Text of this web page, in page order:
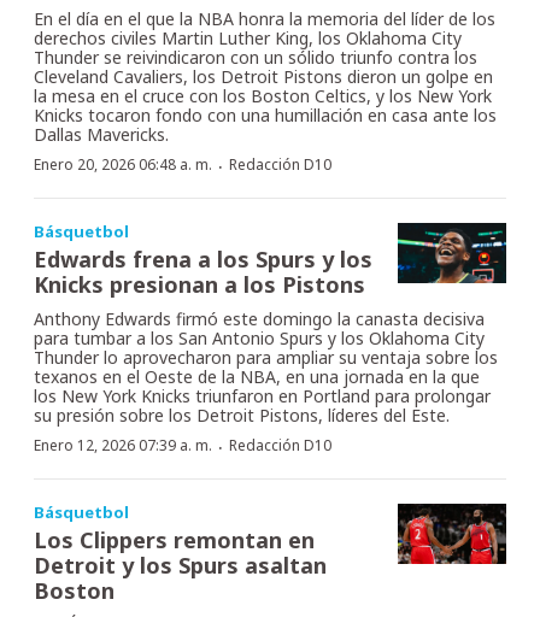
En el día en el que la NBA honra la memoria del líder de los
derechos civiles Martin Luther King, los Oklahoma City
Thunder se reivindicaron con un sólido triunfo contra los
Cleveland Cavaliers, los Detroit Pistons dieron un golpe en
la mesa en el cruce con los Boston Celtics, y los New York
Knicks tocaron fondo con una humillación en casa ante los
Dallas Mavericks.
Enero 20, 2026 06:48 a. m. · Redacción D10
Básquetbol
Edwards frena a los Spurs y los
Knicks presionan a los Pistons
Anthony Edwards firmó este domingo la canasta decisiva
para tumbar a los San Antonio Spurs y los Oklahoma City
Thunder lo aprovecharon para ampliar su ventaja sobre los
texanos en el Oeste de la NBA, en una jornada en la que
los New York Knicks triunfaron en Portland para prolongar
su presión sobre los Detroit Pistons, líderes del Este.
Enero 12, 2026 07:39 a. m. · Redacción D10
Básquetbol
Los Clippers remontan en
Detroit y los Spurs asaltan
Boston